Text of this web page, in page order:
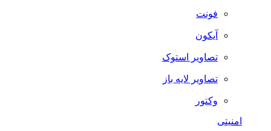
فونت
آیکون
تصاویر استوک
تصاویر لایه باز
وکتور
امنیتی